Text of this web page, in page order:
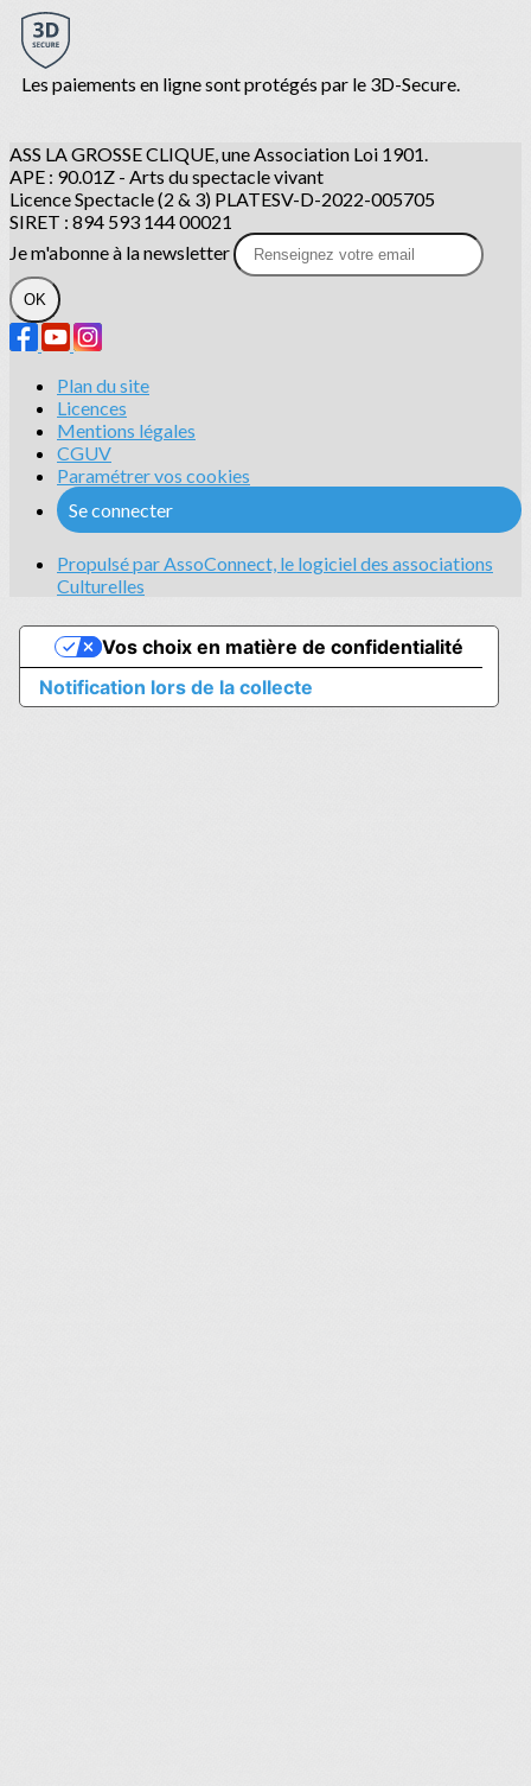
Les paiements en ligne sont protégés par le 3D-Secure.
ASS LA GROSSE CLIQUE, une Association Loi 1901.
APE : 90.01Z - Arts du spectacle vivant
Licence Spectacle (2 & 3) PLATESV-D-2022-005705
SIRET : 894 593 144 00021
Je m'abonne à la newsletter
OK
Plan du site
Licences
Mentions légales
CGUV
Paramétrer vos cookies
Se connecter
Propulsé par AssoConnect, le logiciel des associations
Culturelles
Notification lors de la collecte
Vos choix en matière de confidentialité